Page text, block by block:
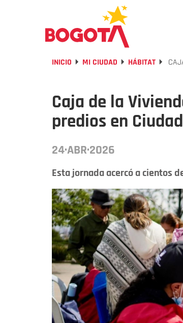
INICIO MI CIUDAD HÁBITAT
Caja de la
predios en
24·ABR·2026
Esta jornada acercó a cientos